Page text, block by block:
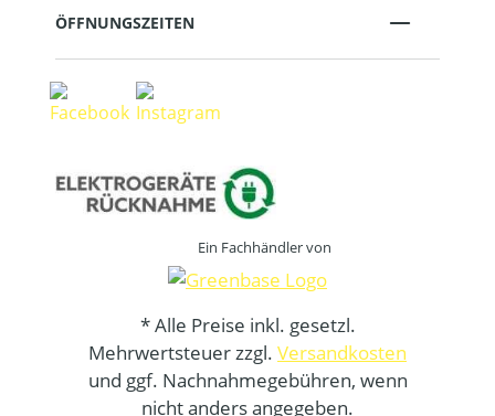
ÖFFNUNGSZEITEN
Ein Fachhändler von
* Alle Preise inkl. gesetzl.
Mehrwertsteuer zzgl. Versandkosten
und ggf. Nachnahmegebühren, wenn
nicht anders angegeben.